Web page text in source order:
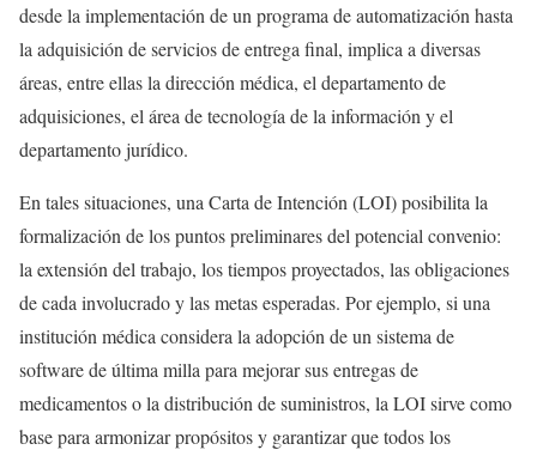
desde la implementación de un programa de automatización hasta
la adquisición de servicios de entrega final, implica a diversas
áreas, entre ellas la dirección médica, el departamento de
adquisiciones, el área de tecnología de la información y el
departamento jurídico.
En tales situaciones, una Carta de Intención (LOI) posibilita la
formalización de los puntos preliminares del potencial convenio:
la extensión del trabajo, los tiempos proyectados, las obligaciones
de cada involucrado y las metas esperadas. Por ejemplo, si una
institución médica considera la adopción de un sistema de
software de última milla para mejorar sus entregas de
medicamentos o la distribución de suministros, la LOI sirve como
base para armonizar propósitos y garantizar que todos los